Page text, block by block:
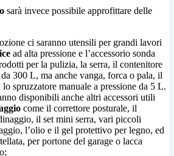
sarà invece possibile approfittare delle
ci saranno utensili per grandi lavori
ad alta pressione e l’accessorio sonda
per la pulizia, la serra, il contenitore
300 L, ma anche vanga, forca o pala, il
spruzzatore manuale a pressione da 5 L.
disponibili anche altri accessori utili
come il correttore posturale, il
il set mini serra, vari piccoli
l’olio e il gel protettivo per legno, ed
per portone del garage o lacca